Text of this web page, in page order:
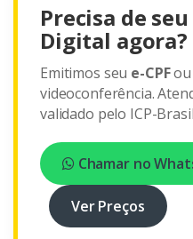
Precisa de
Digital agora?
Emitimos seu e-CPFou
videoconferência.
validado pelo ICP-
Chamar no
Ver Preços